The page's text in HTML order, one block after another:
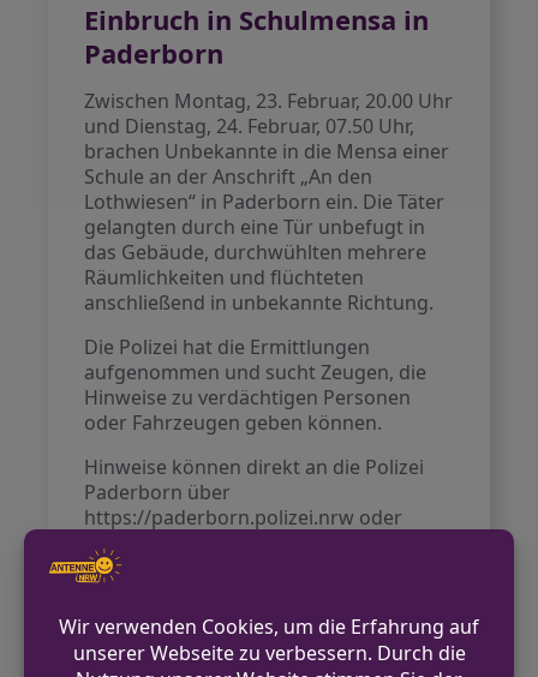
Einbruch in Schulmensa in
Paderborn
Zwischen Montag, 23. Februar, 20.00 Uhr
und Dienstag, 24. Februar, 07.50 Uhr,
brachen Unbekannte in die Mensa einer
Schule an der Anschrift „An den
Lothwiesen“ in Paderborn ein. Die Täter
gelangten durch eine Tür unbefugt in
das Gebäude, durchwühlten mehrere
Räumlichkeiten und flüchteten
anschließend in unbekannte Richtung.
Die Polizei hat die Ermittlungen
aufgenommen und sucht Zeugen, die
Hinweise zu verdächtigen Personen
oder Fahrzeugen geben können.
Hinweise können direkt an die Polizei
Paderborn über
https://paderborn.polizei.nrw oder
telefonisch unter 05251 306-0 gegeben
werden.
VORHERIGER BEITRAG